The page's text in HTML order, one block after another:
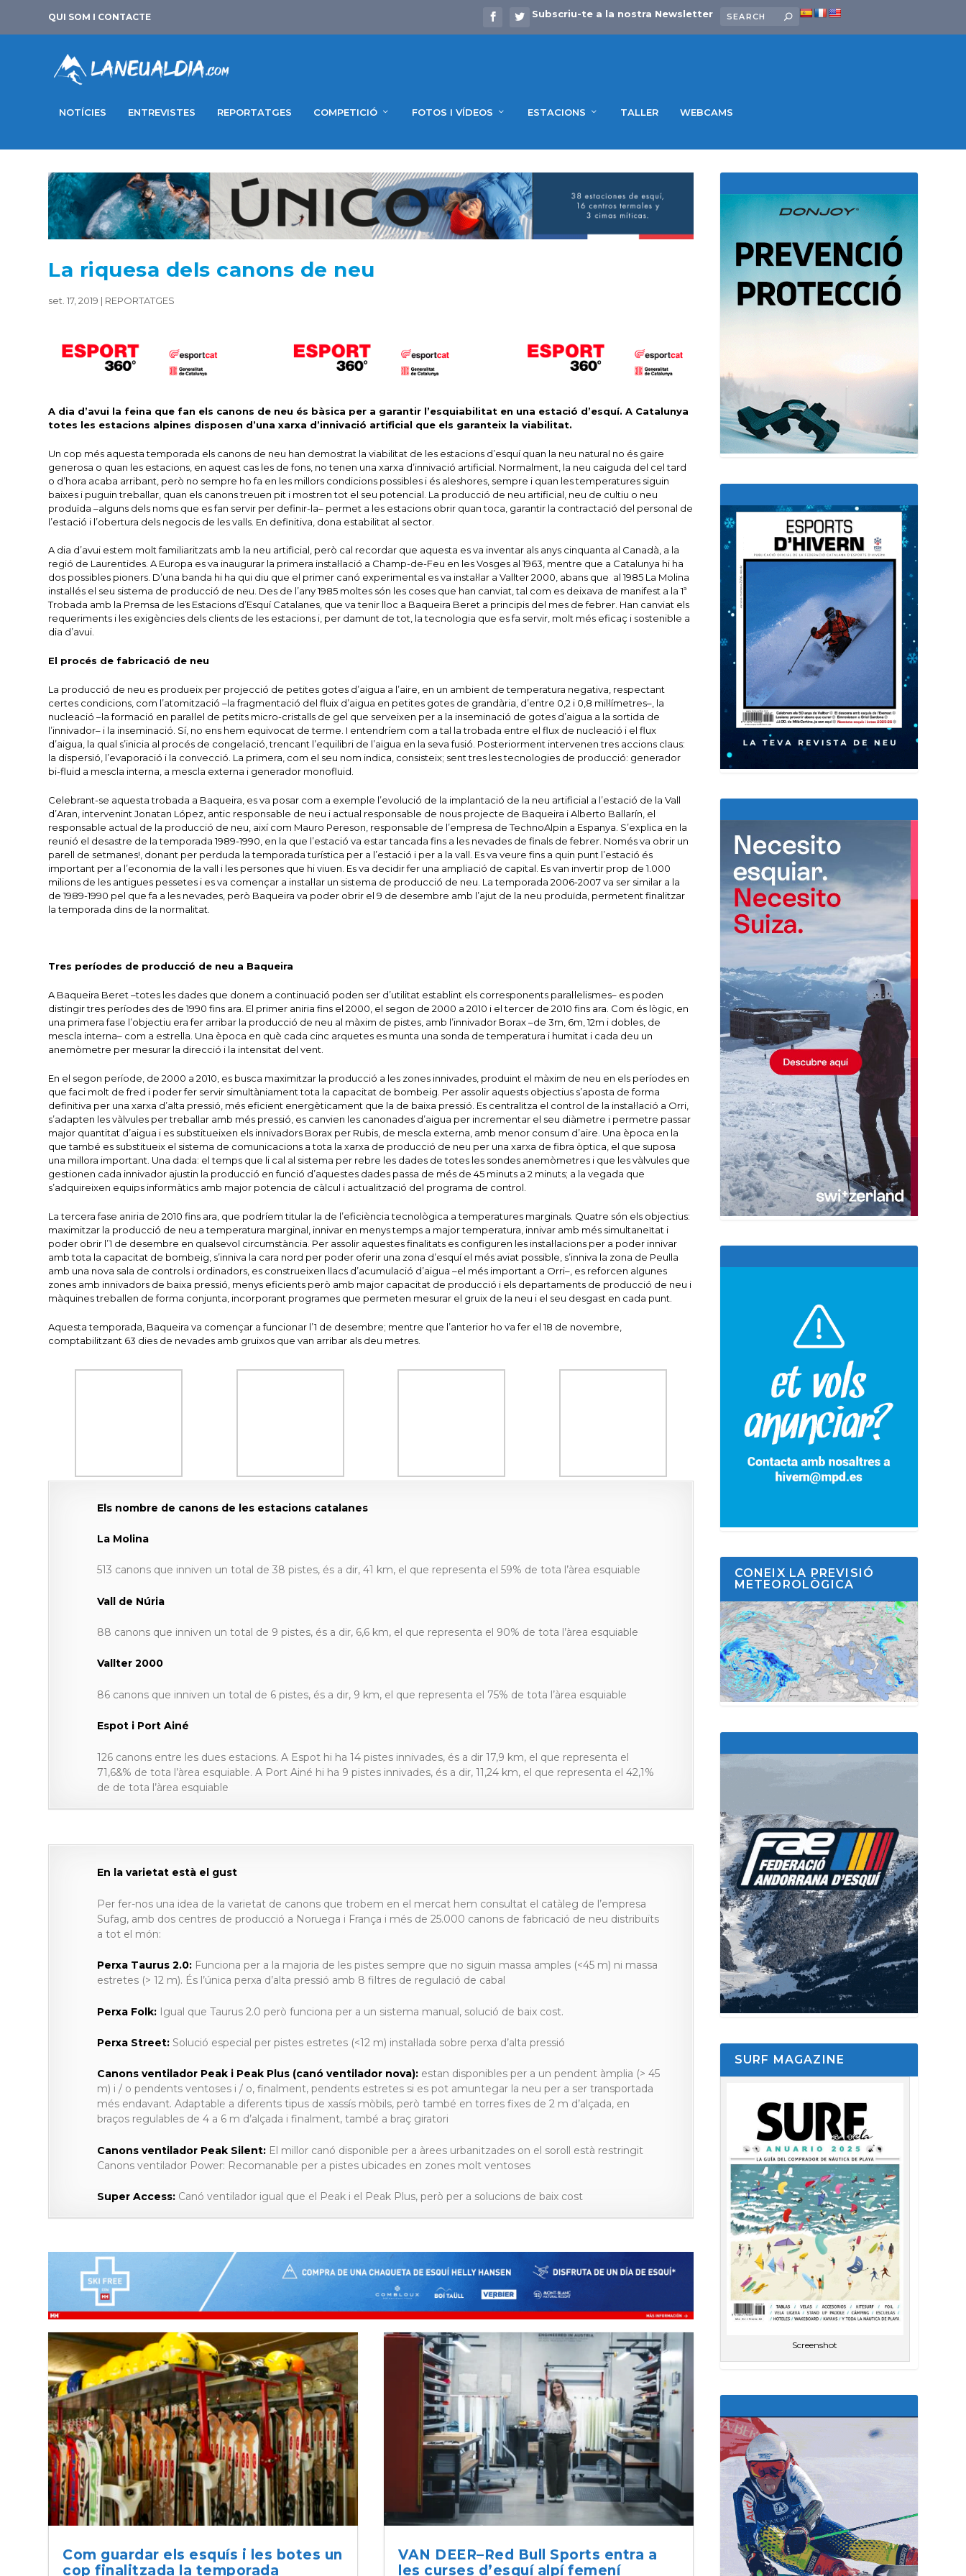
QUI SOM I CONTACTE Subscriu-te a la nostra Newsletter
NOTÍCIES ENTREVISTES REPORTATGES COMPETICIÓ FOTOS I VÍDEOS ESTACIONS TALLER WEBCAMS
La riquesa dels canons de neu
set. 17, 2019 | REPORTATGES
A dia d’avui la feina que fan els canons de neu és bàsica per a garantir l’esquiabilitat en una estació d’esquí. A Catalunya
totes les estacions alpines disposen d’una xarxa d’innivació artificial que els garanteix la viabilitat.
Un cop més aquesta temporada els canons de neu han demostrat la viabilitat de les estacions d’esquí quan la neu natural no és gaire
generosa o quan les estacions, en aquest cas les de fons, no tenen una xarxa d’innivació artificial. Normalment, la neu caiguda del cel tard
o d’hora acaba arribant, però no sempre ho fa en les millors condicions possibles i és aleshores, sempre i quan les temperatures siguin
baixes i puguin treballar, quan els canons treuen pit i mostren tot el seu potencial. La producció de neu artificial, neu de cultiu o neu
produïda –alguns dels noms que es fan servir per definir-la– permet a les estacions obrir quan toca, garantir la contractació del personal de
l’estació i l’obertura dels negocis de les valls. En definitiva, dona estabilitat al sector.
A dia d’avui estem molt familiaritzats amb la neu artificial, però cal recordar que aquesta es va inventar als anys cinquanta al Canadà, a la
regió de Laurentides. A Europa es va inaugurar la primera instal·lació a Champ-de-Feu en les Vosges al 1963, mentre que a Catalunya hi ha
dos possibles pioners. D’una banda hi ha qui diu que el primer canó experimental es va instal·lar a Vallter 2000, abans que al 1985 La Molina
instal·lés el seu sistema de producció de neu. Des de l’any 1985 moltes són les coses que han canviat, tal com es deixava de manifest a la 1ª
Trobada amb la Premsa de les Estacions d’Esquí Catalanes, que va tenir lloc a Baqueira Beret a principis del mes de febrer. Han canviat els
requeriments i les exigències dels clients de les estacions i, per damunt de tot, la tecnologia que es fa servir, molt més eficaç i sostenible a
dia d’avui.
El procés de fabricació de neu
La producció de neu es produeix per projecció de petites gotes d’aigua a l’aire, en un ambient de temperatura negativa, respectant
certes condicions, com l’atomització –la fragmentació del fluix d’aigua en petites gotes de grandària, d’entre 0,2 i 0,8 mil·límetres–, la
nucleació –la formació en paral·lel de petits micro-cristalls de gel que serveixen per a la inseminació de gotes d’aigua a la sortida de
l’innivador– i la inseminació. Sí, no ens hem equivocat de terme. I entendríem com a tal la trobada entre el flux de nucleació i el flux
d’aigua, la qual s’inicia al procés de congelació, trencant l’equilibri de l’aigua en la seva fusió. Posteriorment intervenen tres accions claus:
la dispersió, l’evaporació i la convecció. La primera, com el seu nom indica, consisteix; sent tres les tecnologies de producció: generador
bi-fluid a mescla interna, a mescla externa i generador monofluid.
Celebrant-se aquesta trobada a Baqueira, es va posar com a exemple l’evolució de la implantació de la neu artificial a l’estació de la Vall
d’Aran, intervenint Jonatan López, antic responsable de neu i actual responsable de nous projecte de Baqueira i Alberto Ballarín, el
responsable actual de la producció de neu, així com Mauro Pereson, responsable de l’empresa de TechnoAlpin a Espanya. S’explica en la
reunió el desastre de la temporada 1989-1990, en la que l’estació va estar tancada fins a les nevades de finals de febrer. Només va obrir un
parell de setmanes!, donant per perduda la temporada turística per a l’estació i per a la vall. Es va veure fins a quin punt l’estació és
important per a l’economia de la vall i les persones que hi viuen. Es va decidir fer una ampliació de capital. Es van invertir prop de 1.000
milions de les antigues pessetes i es va començar a instal·lar un sistema de producció de neu. La temporada 2006-2007 va ser similar a la
de 1989-1990 pel que fa a les nevades, però Baqueira va poder obrir el 9 de desembre amb l’ajut de la neu produïda, permetent finalitzar
la temporada dins de la normalitat.
Tres períodes de producció de neu a Baqueira
A Baqueira Beret –totes les dades que donem a continuació poden ser d’utilitat establint els corresponents paral·lelismes– es poden
distingir tres períodes des de 1990 fins ara. El primer aniria fins el 2000, el segon de 2000 a 2010 i el tercer de 2010 fins ara. Com és lògic, en
una primera fase l’objectiu era fer arribar la producció de neu al màxim de pistes, amb l’innivador Borax –de 3m, 6m, 12m i dobles, de
mescla interna– com a estrella. Una època en què cada cinc arquetes es munta una sonda de temperatura i humitat i cada deu un
anemòmetre per mesurar la direcció i la intensitat del vent.
En el segon període, de 2000 a 2010, es busca maximitzar la producció a les zones innivades, produint el màxim de neu en els períodes en
que faci molt de fred i poder fer servir simultàniament tota la capacitat de bombeig. Per assolir aquests objectius s’aposta de forma
definitiva per una xarxa d’alta pressió, més eficient energèticament que la de baixa pressió. Es centralitza el control de la instal·lació a Orri,
s’adapten les vàlvules per treballar amb més pressió, es canvien les canonades d’aigua per incrementar el seu diàmetre i permetre passar
major quantitat d’aigua i es substitueixen els innivadors Borax per Rubis, de mescla externa, amb menor consum d’aire. Una època en la
que també es substitueix el sistema de comunicacions a tota la xarxa de producció de neu per una xarxa de fibra òptica, el que suposa
una millora important. Una dada: el temps que li cal al sistema per rebre les dades de totes les sondes anemòmetres i que les vàlvules que
gestionen cada innivador ajustin la producció en funció d’aquestes dades passa de més de 45 minuts a 2 minuts; a la vegada que
s’adquireixen equips informàtics amb major potencia de càlcul i actualització del programa de control.
La tercera fase aniria de 2010 fins ara, que podríem titular la de l’eficiència tecnològica a temperatures marginals. Quatre són els objectius:
maximitzar la producció de neu a temperatura marginal, innivar en menys temps a major temperatura, innivar amb més simultaneïtat i
poder obrir l’1 de desembre en qualsevol circumstància. Per assolir aquestes finalitats es configuren les instal·lacions per a poder innivar
amb tota la capacitat de bombeig, s’inniva la cara nord per poder oferir una zona d’esquí el més aviat possible, s’inniva la zona de Peulla
amb una nova sala de controls i ordinadors, es construeixen llacs d’acumulació d’aigua –el més important a Orri–, es reforcen algunes
zones amb innivadors de baixa pressió, menys eficients però amb major capacitat de producció i els departaments de producció de neu i
màquines treballen de forma conjunta, incorporant programes que permeten mesurar el gruix de la neu i el seu desgast en cada punt.
Aquesta temporada, Baqueira va començar a funcionar l’1 de desembre; mentre que l’anterior ho va fer el 18 de novembre,
comptabilitzant 63 dies de nevades amb gruixos que van arribar als deu metres.
Els nombre de canons de les estacions catalanes
La Molina
513 canons que inniven un total de 38 pistes, és a dir, 41 km, el que representa el 59% de tota l’àrea esquiable
Vall de Núria
88 canons que inniven un total de 9 pistes, és a dir, 6,6 km, el que representa el 90% de tota l’àrea esquiable
Vallter 2000
86 canons que inniven un total de 6 pistes, és a dir, 9 km, el que representa el 75% de tota l’àrea esquiable
Espot i Port Ainé
126 canons entre les dues estacions. A Espot hi ha 14 pistes innivades, és a dir 17,9 km, el que representa el
71,6&% de tota l’àrea esquiable. A Port Ainé hi ha 9 pistes innivades, és a dir, 11,24 km, el que representa el 42,1%
de de tota l’àrea esquiable
En la varietat està el gust
Per fer-nos una idea de la varietat de canons que trobem en el mercat hem consultat el catàleg de l’empresa
Sufag, amb dos centres de producció a Noruega i França i més de 25.000 canons de fabricació de neu distribuïts
a tot el món:
Perxa Taurus 2.0: Funciona per a la majoria de les pistes sempre que no siguin massa amples (<45 m) ni massa
estretes (> 12 m). És l’única perxa d’alta pressió amb 8 filtres de regulació de cabal
Perxa Folk: Igual que Taurus 2.0 però funciona per a un sistema manual, solució de baix cost.
Perxa Street: Solució especial per pistes estretes (<12 m) instal·lada sobre perxa d’alta pressió
Canons ventilador Peak i Peak Plus (canó ventilador nova): estan disponibles per a un pendent àmplia (> 45
m) i / o pendents ventoses i / o, finalment, pendents estretes si es pot amuntegar la neu per a ser transportada
més endavant. Adaptable a diferents tipus de xassís mòbils, però també en torres fixes de 2 m d’alçada, en
braços regulables de 4 a 6 m d’alçada i finalment, també a braç giratori
Canons ventilador Peak Silent: El millor canó disponible per a àrees urbanitzades on el soroll està restringit
Canons ventilador Power: Recomanable per a pistes ubicades en zones molt ventoses
Super Access: Canó ventilador igual que el Peak i el Peak Plus, però per a solucions de baix cost
Com guardar els esquís i les botes un
cop finalitzada la temporada
VAN DEER–Red Bull Sports entra a
les curses d’esquí alpí femení
CONEIX LA PREVISIÓ
METEOROLÒGICA
SURF MAGAZINE
Screenshot